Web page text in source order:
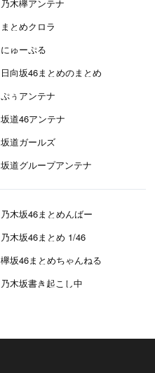
乃木欅アンテナ
まとめクロラ
にゅーぷる
日向坂46まとめのまとめ
ぷぅアンテナ
坂道46アンテナ
坂道ガールズ
坂道グループアンテナ
乃木坂46まとめんばー
乃木坂46まとめ 1/46
欅坂46まとめちゃんねる
乃木坂書き起こし中